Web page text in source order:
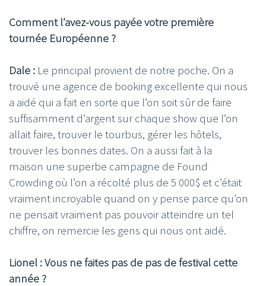
Comment l’avez-vous payée votre première
tournée Européenne ?
Dale : Le principal provient de notre poche. On a
trouvé une agence de booking excellente qui nous
a aidé qui a fait en sorte que l’on soit sûr de faire
suffisamment d’argent sur chaque show que l’on
allait faire, trouver le tourbus, gérer les hôtels,
trouver les bonnes dates. On a aussi fait à la
maison une superbe campagne de Found
Crowding où l’on a récolté plus de 5 000$ et c’était
vraiment incroyable quand on y pense parce qu’on
ne pensait vraiment pas pouvoir atteindre un tel
chiffre, on remercie les gens qui nous ont aidé.
Lionel : Vous ne faites pas de pas de festival cette
année ?